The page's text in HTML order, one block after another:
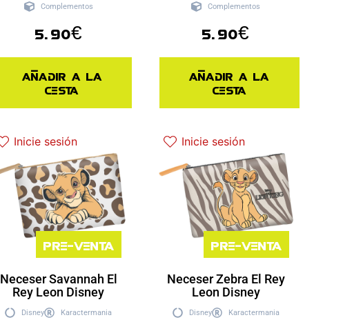
Complementos
5.90€
Añadir a la
cesta
Complementos
5.90€
Añadir a la
cesta
Inicie sesión
Pre-venta
Neceser Savannah El
Rey Leon Disney
Disney
Karactermania
Inicie sesión
Pre-venta
Neceser Zebra El Rey
Leon Disney
Disney
Karactermania